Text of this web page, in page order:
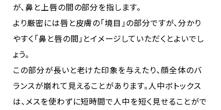
が、鼻と上唇の間の部分を指します。
より厳密には唇と皮膚の「境目」の部分ですが、分かり
やすく「鼻と唇の間」とイメージしていただくとよいでし
ょう。
この部分が長いと老けた印象を与えたり、顔全体のバ
ランスが崩れて見えることがあります。人中ボトックス
は、メスを使わずに短時間で人中を短く見せることがで